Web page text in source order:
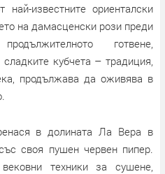
известните ориенталски
на дамасценски рози преди
готвене,
кубчета – традиция,
продължава да оживява в
в долината Ла Вера в
своя пушен червен пипер.
техники за сушене,